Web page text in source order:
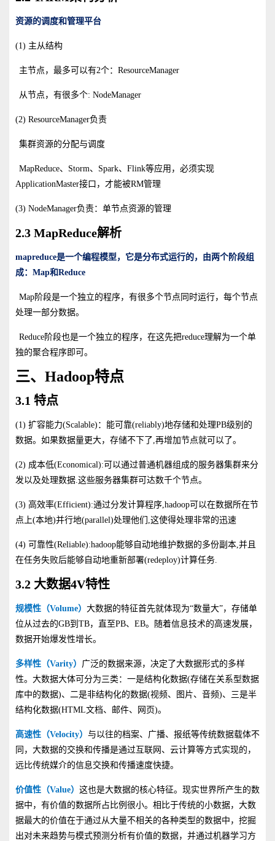
资源的调度和管理平台
(1) 主从结构
主节点，最多可以有2个：ResourceManager
从节点，有很多个: NodeManager
(2) ResourceManager负责
集群资源的分配与调度
MapReduce、Storm、Spark、Flink等应用，必须实现
ApplicationMaster接口，才能被RM管理
(3) NodeManager负责：单节点资源的管理
2.3 MapReduce解析
mapreduce是一个编程模型，它是分布式运行的，由两个阶段组
成：Map和Reduce
Map阶段是一个独立的程序，有很多个节点同时运行，每个节点
处理一部分数据。
Reduce阶段也是一个独立的程序，在这先把reduce理解为一个单
独的聚合程序即可。
三、Hadoop特点
3.1 特点
(1) 扩容能力(Scalable)：能可靠(reliably)地存储和处理PB级别的
数据。如果数据量更大，存储不下了,再增加节点就可以了。
(2) 成本低(Economical):可以通过普通机器组成的服务器集群来分
发以及处理数据.这些服务器集群可达数千个节点。
(3) 高效率(Efficient):通过分发计算程序,hadoop可以在数据所在节
点上(本地)并行地(parallel)处理他们,这使得处理非常的迅速
(4) 可靠性(Reliable):hadoop能够自动地维护数据的多份副本,并且
在任务失败后能够自动地重新部署(redeploy)计算任务.
3.2 大数据4V特性
规模性（Volume） 大数据的特征首先就体现为“数量大”，存储单
位从过去的GB到TB，直至PB、EB。随着信息技术的高速发展，
数据开始爆发性增长。
多样性（Varity） 广泛的数据来源，决定了大数据形式的多样
性。大数据大体可分为三类：一是结构化数据(存储在关系型数据
库中的数据)、二是非结构化的数据(视频、图片、音频)、三是半
结构化数据(HTML文档、邮件、网页)。
高速性（Velocity） 与以往的档案、广播、报纸等传统数据载体不
同，大数据的交换和传播是通过互联网、云计算等方式实现的，
远比传统媒介的信息交换和传播速度快捷。
价值性（Value） 这也是大数据的核心特征。现实世界所产生的数
据中，有价值的数据所占比例很小。相比于传统的小数据，大数
据最大的价值在于通过从大量不相关的各种类型的数据中，挖掘
出对未来趋势与模式预测分析有价值的数据，并通过机器学习方